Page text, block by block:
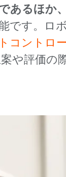
あるほか
です。ロ
コントロ
や評価の